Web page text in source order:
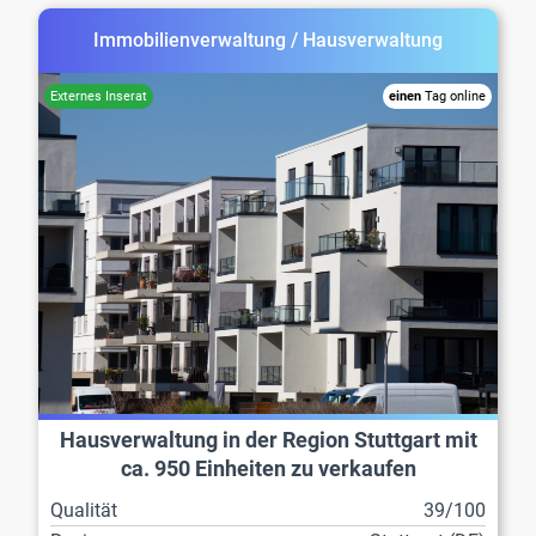
Immobilienverwaltung / Hausverwaltung
einen Tag online
Hausverwaltung in der Region Stuttgart mit
ca. 950 Einheiten zu verkaufen
Qualität
39/100